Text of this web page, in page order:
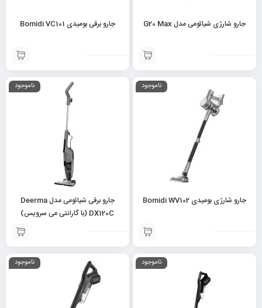
جارو شارژی شیائومی مدل G20 Max جارو برقی بومیدی Bomidi VC101
ناموجود
جارو شارژی بومیدی Bomidi WV102
ناموجود
جارو برقی شیائومی مدل Deerma
DX120C (با گارانتی می سرویس)
ناموجود ناموجود